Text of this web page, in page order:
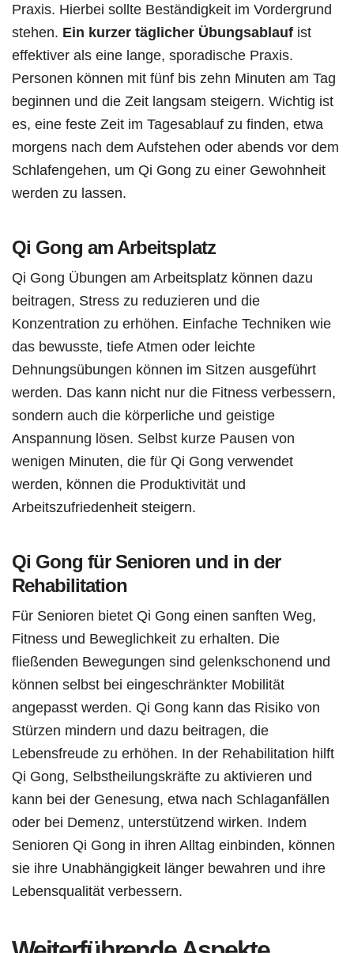
Praxis. Hierbei sollte Beständigkeit im Vordergrund
stehen. Ein kurzer täglicher Übungsablauf ist
effektiver als eine lange, sporadische Praxis.
Personen können mit fünf bis zehn Minuten am Tag
beginnen und die Zeit langsam steigern. Wichtig ist
es, eine feste Zeit im Tagesablauf zu finden, etwa
morgens nach dem Aufstehen oder abends vor dem
Schlafengehen, um Qi Gong zu einer Gewohnheit
werden zu lassen.
Qi Gong am Arbeitsplatz
Qi Gong Übungen am Arbeitsplatz können dazu
beitragen, Stress zu reduzieren und die
Konzentration zu erhöhen. Einfache Techniken wie
das bewusste, tiefe Atmen oder leichte
Dehnungsübungen können im Sitzen ausgeführt
werden. Das kann nicht nur die Fitness verbessern,
sondern auch die körperliche und geistige
Anspannung lösen. Selbst kurze Pausen von
wenigen Minuten, die für Qi Gong verwendet
werden, können die Produktivität und
Arbeitszufriedenheit steigern.
Qi Gong für Senioren und in der
Rehabilitation
Für Senioren bietet Qi Gong einen sanften Weg,
Fitness und Beweglichkeit zu erhalten. Die
fließenden Bewegungen sind gelenkschonend und
können selbst bei eingeschränkter Mobilität
angepasst werden. Qi Gong kann das Risiko von
Stürzen mindern und dazu beitragen, die
Lebensfreude zu erhöhen. In der Rehabilitation hilft
Qi Gong, Selbstheilungskräfte zu aktivieren und
kann bei der Genesung, etwa nach Schlaganfällen
oder bei Demenz, unterstützend wirken. Indem
Senioren Qi Gong in ihren Alltag einbinden, können
sie ihre Unabhängigkeit länger bewahren und ihre
Lebensqualität verbessern.